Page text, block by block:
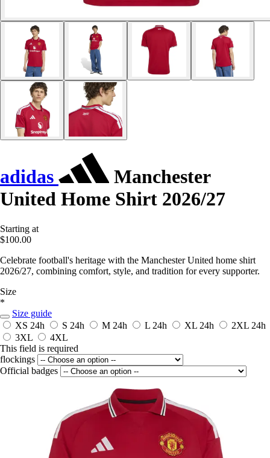
adidas
Manchester
United Home Shirt 2026/27
Starting at
$100.00
Celebrate football's heritage with the Manchester United home shirt
2026/27, combining comfort, style, and tradition for every supporter.
Size
*
Size guide
XS 24h S 24h M 24h L 24h XL 24h 2XL 24h
3XL
4XL
This field is required
flockings
Official badges